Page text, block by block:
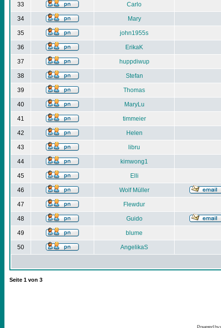
33 Carlo
34 Mary
35 john1955s
36 ErikaK
37 huppdiwup
38 Stefan
39 Thomas
40 MaryLu
41 timmeier
42 Helen
43 libru
44 kimwong1
45 Elli
46 Wolf Müller
47 Flewdur
48 Guido
49 blume
50 AngelikaS
Seite 1 von 3
Powered by